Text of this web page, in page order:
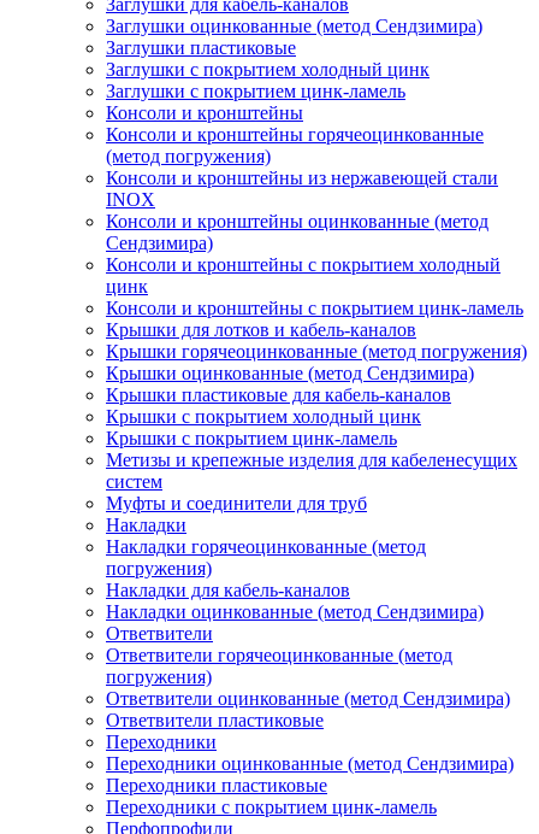
Заглушки для кабель-каналов
Заглушки оцинкованные (метод Сендзимира)
Заглушки пластиковые
Заглушки с покрытием холодный цинк
Заглушки с покрытием цинк-ламель
Консоли и кронштейны
Консоли и кронштейны горячеоцинкованные
(метод погружения)
Консоли и кронштейны из нержавеющей стали
INOX
Консоли и кронштейны оцинкованные (метод
Сендзимира)
Консоли и кронштейны с покрытием холодный
цинк
Консоли и кронштейны с покрытием цинк-ламель
Крышки для лотков и кабель-каналов
Крышки горячеоцинкованные (метод погружения)
Крышки оцинкованные (метод Сендзимира)
Крышки пластиковые для кабель-каналов
Крышки с покрытием холодный цинк
Крышки с покрытием цинк-ламель
Метизы и крепежные изделия для кабеленесущих
систем
Муфты и соединители для труб
Накладки
Накладки горячеоцинкованные (метод
погружения)
Накладки для кабель-каналов
Накладки оцинкованные (метод Сендзимира)
Ответвители
Ответвители горячеоцинкованные (метод
погружения)
Ответвители оцинкованные (метод Сендзимира)
Ответвители пластиковые
Переходники
Переходники оцинкованные (метод Сендзимира)
Переходники пластиковые
Переходники с покрытием цинк-ламель
Перфопрофили